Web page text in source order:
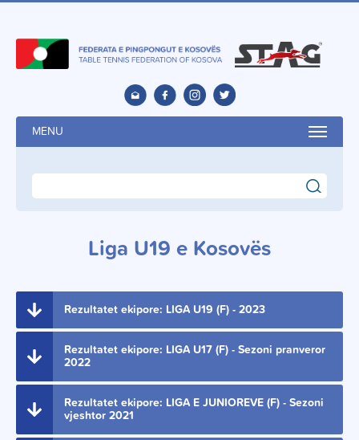
MENU
search
Liga U19 e Kosovës
Rezultatet ekipore: LIGA U19 (F) - 2023
Rezultatet ekipore: LIGA U17 (F) - Sezoni pranveror
2022
Rezultatet ekipore: LIGA E JUNIOREVE (F) - Sezoni
vjeshtor 2021